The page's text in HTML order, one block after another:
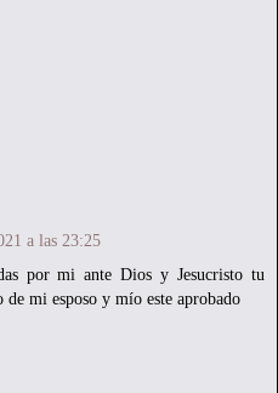
a las 23:25
por mi ante Dios y Jesucristo tu
mi esposo y mío este aprobado